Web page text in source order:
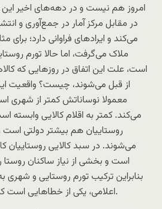
امروز هم نیست و در دهه‌های اخیر
در مقابل مرکز آمار در جمع‌آوری و
می‌کند و ایرادهای فراوانی دارد؛ برای
ملاک می‌گرفت، اما حالا تورم
است، علت این اتفاق در روزهایی که
از قبل می‌شوند، چیست؟ واقعیت
معمولا نوساناتش کمتر از شهری
می‌کند. کمتر به اقلام کالایی
روستاییان هم بیشتر دولتی
می‌شوند. در سبد کالایی روستاییان
است و بخشی از نیاز ساکنان روستا
بنابراین ترکیب تورم روستایی و شهری
اعلامی، یکی از خطاهایی است که مرکز آمار انجام می‌دهد.